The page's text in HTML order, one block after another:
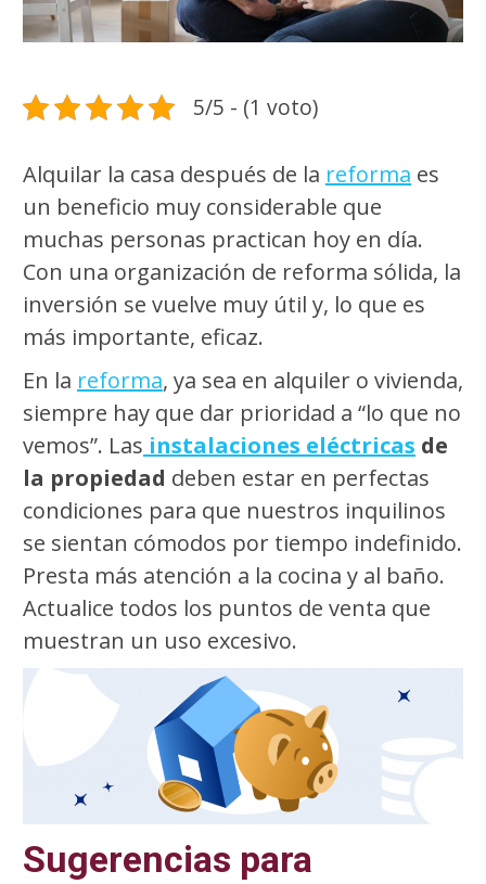
5/5 - (1 voto)
Alquilar la casa después de la reforma es
un beneficio muy considerable que
muchas personas practican hoy en día.
Con una organización de reforma sólida, la
inversión se vuelve muy útil y, lo que es
más importante, eficaz.
En la reforma, ya sea en alquiler o vivienda,
siempre hay que dar prioridad a “lo que no
vemos”. Las instalaciones eléctricas de
la propiedad deben estar en perfectas
condiciones para que nuestros inquilinos
se sientan cómodos por tiempo indefinido.
Presta más atención a la cocina y al baño.
Actualice todos los puntos de venta que
muestran un uso excesivo.
Sugerencias para